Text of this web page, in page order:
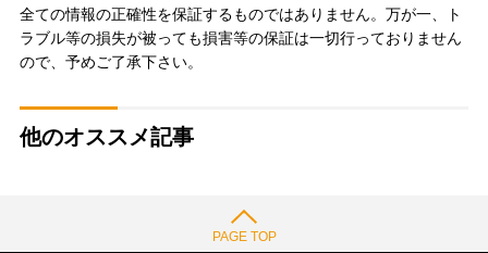
全ての情報の正確性を保証するものではありません。万が一、ト
ラブル等の損失が被っても損害等の保証は一切行っておりません
ので、予めご了承下さい。
他のオススメ記事
PAGE TOP